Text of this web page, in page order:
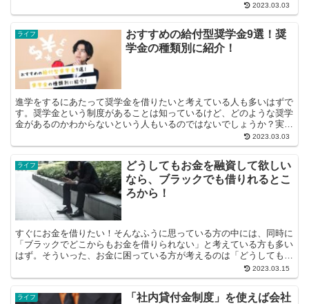
2023.03.03
ライフ
おすすめの給付型奨学金9選！奨
学金の種類別に紹介！
進学をするにあたって奨学金を借りたいと考えている人も多いはずで
す。奨学金という制度があることは知っているけど、どのような奨学
金があるのかわからないという人もいるのではないでしょうか？実
2023.03.03
ライフ
どうしてもお金を融資して欲しい
なら、ブラックでも借りれるとこ
ろから！
すぐにお金を借りたい！そんなふうに思っている方の中には、同時に
「ブラックでどこからもお金を借りられない」と考えている方も多い
はず。そういった、お金に困っている方が考えるのは「どうしてもお
2023.03.15
ライフ
「社内貸付金制度」を使えば会社